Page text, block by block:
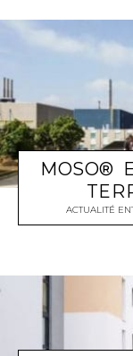
MOSO®
ACTUALITÉ